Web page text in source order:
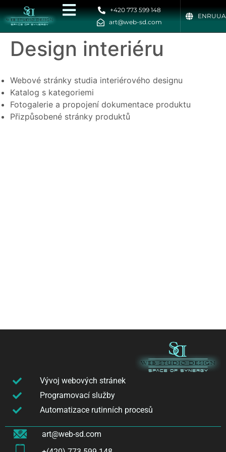
+420 773 599 148
art@web-sd.com
ENRUUA
Design interiéru
Webové stránky studia interiérového designu
Katalog s kategoriemi
Fotogalerie a propojení dokumentace produktu
Přizpůsobené stránky produktů
Vývoj webových stránek
Programovací služby
Automatizace rutinních procesů
art@web-sd.com